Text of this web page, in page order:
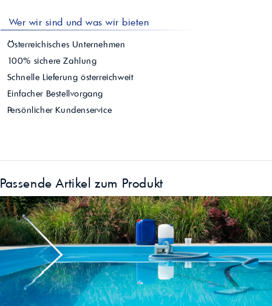
Wer wir sind und was wir bieten
Österreichisches Unternehmen
100% sichere Zahlung
Schnelle Lieferung österreichweit
Einfacher Bestellvorgang
Persönlicher Kundenservice
Passende Artikel zum Produkt